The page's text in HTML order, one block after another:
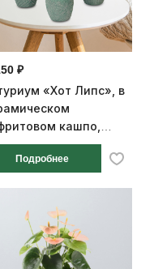
₽
«Хот Липс», в
кашпо,
горшка 9 см,
25 см
Подробнее